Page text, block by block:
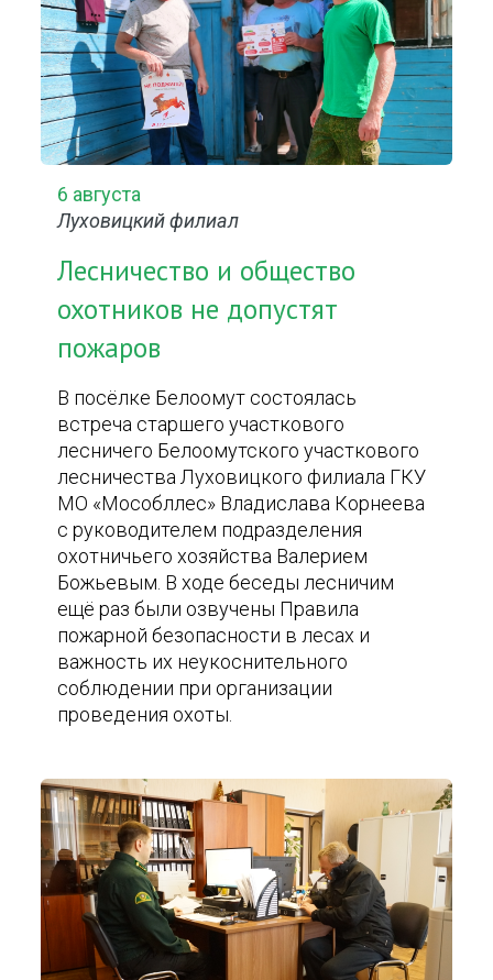
6 августа
Луховицкий филиал
Лесничество и общество
охотников не допустят
пожаров
В посёлке Белоомут состоялась
встреча старшего участкового
лесничего Белоомутского участкового
лесничества Луховицкого филиала ГКУ
МО «Мособллес» Владислава Корнеева
с руководителем подразделения
охотничьего хозяйства Валерием
Божьевым. В ходе беседы лесничим
ещё раз были озвучены Правила
пожарной безопасности в лесах и
важность их неукоснительного
соблюдении при организации
проведения охоты.